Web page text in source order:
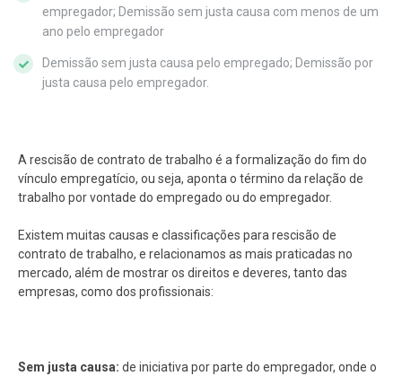
empregador; Demissão sem justa causa com menos de um
ano pelo empregador
Demissão sem justa causa pelo empregado; Demissão por
justa causa pelo empregador.
A rescisão de contrato de trabalho é a formalização do fim do
vínculo empregatício, ou seja, aponta o término da relação de
trabalho por vontade do empregado ou do empregador.
Existem muitas causas e classificações para rescisão de
contrato de trabalho, e relacionamos as mais praticadas no
mercado, além de mostrar os direitos e deveres, tanto das
empresas, como dos profissionais:
Sem justa causa: de iniciativa por parte do empregador, onde o